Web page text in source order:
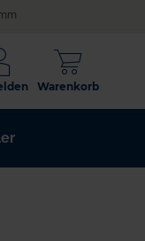
Warenkorb